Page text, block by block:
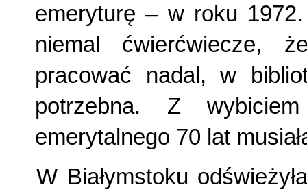
emeryturę – w roku
niemal ćwierćwiecze,
pracować nadal, w
potrzebna. Z
emerytalnego 70 lat
W Białymstoku